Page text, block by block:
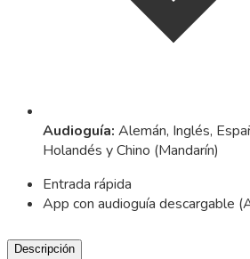
Audioguía: Alemán, Inglés,
Holandés y Chino (Mandarín)
Entrada rápida
App con audioguía descargable
Descripción